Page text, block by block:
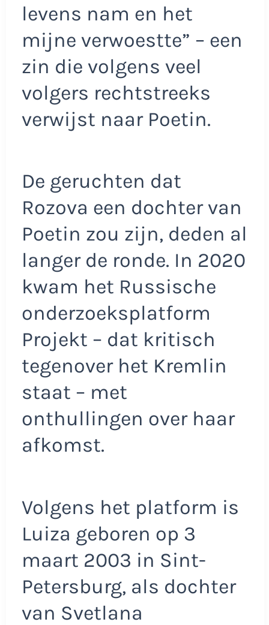
levens nam en het
mijne verwoestte” – een
zin die volgens veel
volgers rechtstreeks
verwijst naar Poetin.
De geruchten dat
Rozova een dochter van
Poetin zou zijn, deden al
langer de ronde. In 2020
kwam het Russische
onderzoeksplatform
Projekt – dat kritisch
tegenover het Kremlin
staat – met
onthullingen over haar
afkomst.
Volgens het platform is
Luiza geboren op 3
maart 2003 in Sint-
Petersburg, als dochter
van Svetlana